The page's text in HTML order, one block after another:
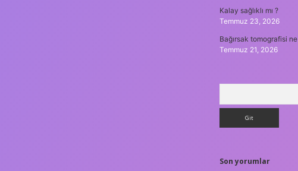
Kalay sağlıklı mı ?
Temmuz 23, 2026
Bağırsak tomografisi
Temmuz 21, 2026
Son yorumlar